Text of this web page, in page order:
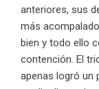
anteriores, sus
más
bien y todo ello
contención. El
apenas logró un